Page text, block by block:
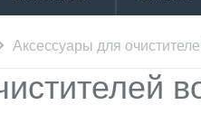
Аксессуары для